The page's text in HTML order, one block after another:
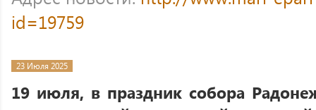
id=19759
23 Июля 2025
19 июля, в праздник собора